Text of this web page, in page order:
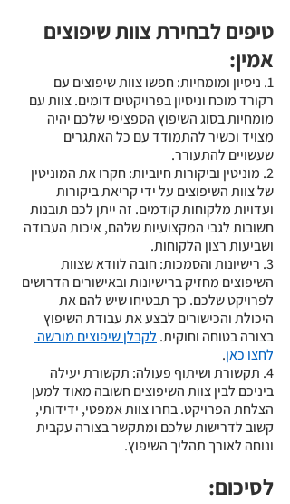
טיפים לבחירת צוות שיפוצים
אמין:
1. ניסיון ומומחיות: חפשו צוות שיפוצים עם
רקורד מוכח וניסיון בפרויקטים דומים. צוות עם
מומחיות בסוג השיפוץ הספציפי שלכם יהיה
מצויד וכשיר להתמודד עם כל האתגרים
שעשויים להתעורר.
2. מוניטין וביקורות חיוביות: חקרו את המוניטין
של צוות השיפוצים על ידי קריאת ביקורות
ועדויות מלקוחות קודמים. זה ייתן לכם תובנות
חשובות לגבי המקצועיות שלהם, איכות העבודה
ושביעות רצון הלקוחות.
3. רישיונות והסמכות: חובה לוודא שצוות
השיפוצים מחזיק ברישיונות ובאישורים הדרושים
לפרויקט שלכם. כך תבטיחו שיש להם את
היכולת והכישורים לבצע את עבודת השיפוץ
בצורה בטוחה וחוקית. ﻿ לקבלן שיפוצים מורשה
לחצו כאן.
4. תקשורת ושיתוף פעולה: תקשורת יעילה
ביניכם לבין צוות השיפוצים חשובה מאוד למען
הצלחת הפרויקט. בחרו צוות אמפטי, ידידותי,
קשוב לדרישות שלכם ומתקשר בצורה עקבית
ונוחה לאורך תהליך השיפוץ.
לסיכום: